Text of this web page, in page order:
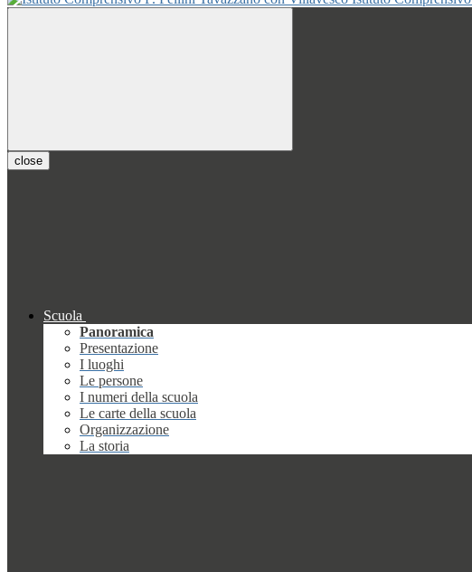
close
Scuola
Panoramica
Presentazione
I luoghi
Le persone
I numeri della scuola
Le carte della scuola
Organizzazione
La storia